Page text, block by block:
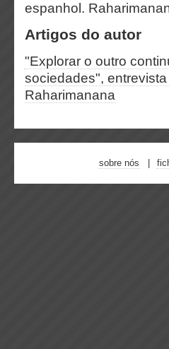
espanhol.
Artigos do autor
"Explorar o outro
sociedades",
Raharimanana
sobre nós